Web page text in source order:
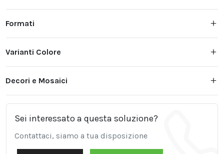
Formati
Varianti Colore
Decori e Mosaici
Sei interessato a questa soluzione?
Contattaci, siamo a tua disposizione